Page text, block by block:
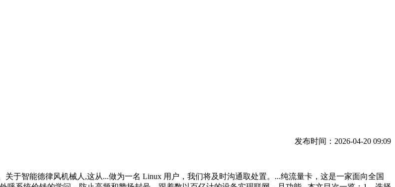
发布时间：2026-04-20 09:09
智能德律风机械人,这从...做为一名 Linux 用户，我们将及时沟通取处置。...纯流量卡，这是一家面向全国